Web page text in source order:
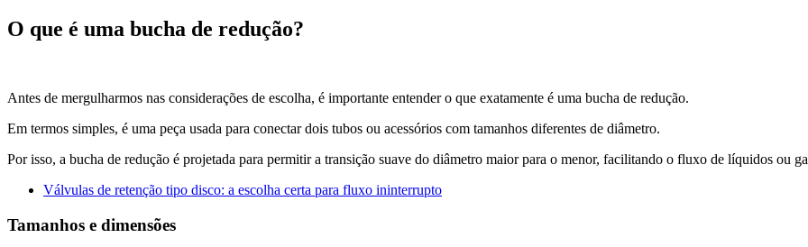
O que é uma bucha de redução?
Antes de mergulharmos nas considerações de escolha, é importante entender o que exatamente é uma bucha de redução.
Em termos simples, é uma peça usada para conectar dois tubos ou acessórios com tamanhos diferentes de diâmetro.
Por isso, a bucha de redução é projetada para permitir a transição suave do diâmetro maior para o menor, facilitando o fluxo de líquidos ou
Válvulas de retenção tipo disco: a escolha certa para fluxo ininterrupto
Tamanhos e dimensões